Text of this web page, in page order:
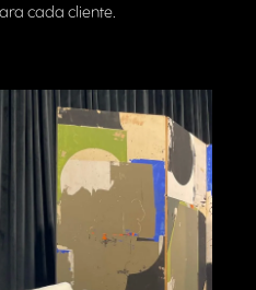
cada cliente.